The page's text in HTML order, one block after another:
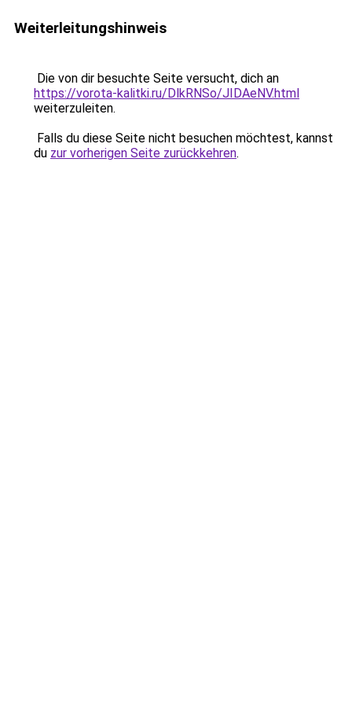
Weiterleitungshinweis
Die von dir besuchte Seite versucht, dich an
https://vorota-kalitki.ru/DlkRNSo/JIDAeNV.html
weiterzuleiten.
Falls du diese Seite nicht besuchen möchtest, kannst
du zur vorherigen Seite zurückkehren.